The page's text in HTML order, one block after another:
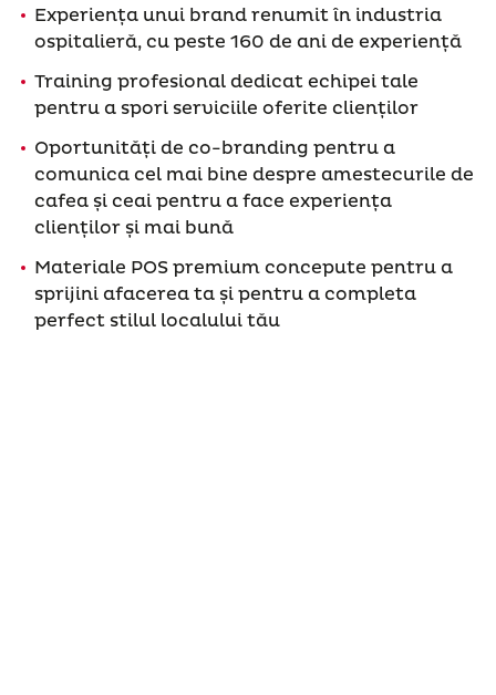
Experiența unui brand renumit în industria
ospitalieră, cu peste 160 de ani de experiență
Training profesional dedicat echipei tale
pentru a spori serviciile oferite clienților
Oportunități de co-branding pentru a
comunica cel mai bine despre amestecurile de
cafea și ceai pentru a face experiența
clienților și mai bună
Materiale POS premium concepute pentru a
sprijini afacerea ta și pentru a completa
perfect stilul localului tău